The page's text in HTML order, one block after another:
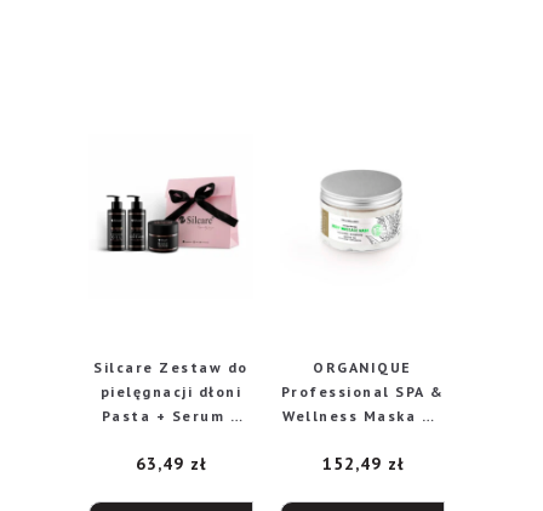
Silcare Zestaw do
pielęgnacji dłoni
Pasta + Serum +
Gold!
63,49 zł
ORGANIQUE
Professional SPA &
Wellness Maska do
Energy Therapy –
152,49 zł